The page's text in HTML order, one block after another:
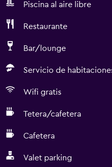
Piscina al aire libre
Restaurante
Bar/lounge
Servicio de
Wifi gratis
Tetera/cafetera
Cafetera
Valet parking